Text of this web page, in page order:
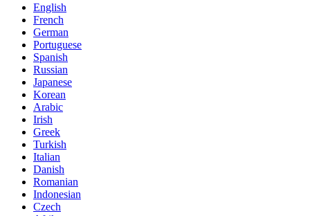
English
French
German
Portuguese
Spanish
Russian
Japanese
Korean
Arabic
Irish
Greek
Turkish
Italian
Danish
Romanian
Indonesian
Czech